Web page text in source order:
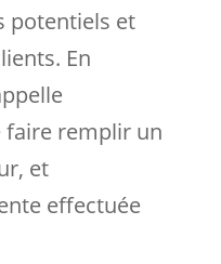
potentiels et
En
faire remplir un
et
effectuée